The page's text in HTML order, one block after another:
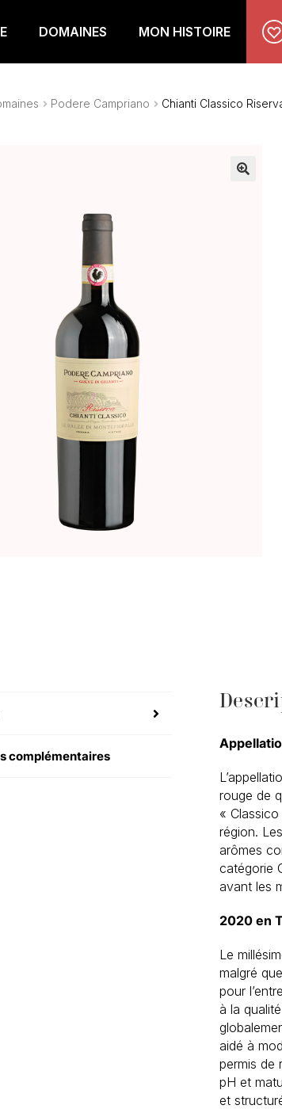
DOMAINES MON HISTOIRE
Podere Campriano Chianti Classico
complémentaires
rouge de
«
région.
arômes
catégorie
avant les
2020 en
Le
malgré
pour
à la
aidé à
permis de
pH et
et